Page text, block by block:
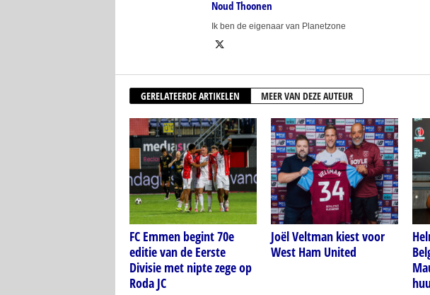
Noud Thoonen
Ik ben de eigenaar van Planetzone
GERELATEERDE ARTIKELEN MEER VAN DEZE AUTEUR
FC Emmen begint 70e
editie van de Eerste
Divisie met nipte zege op
Roda JC
Joël Veltman kiest voor
West Ham United